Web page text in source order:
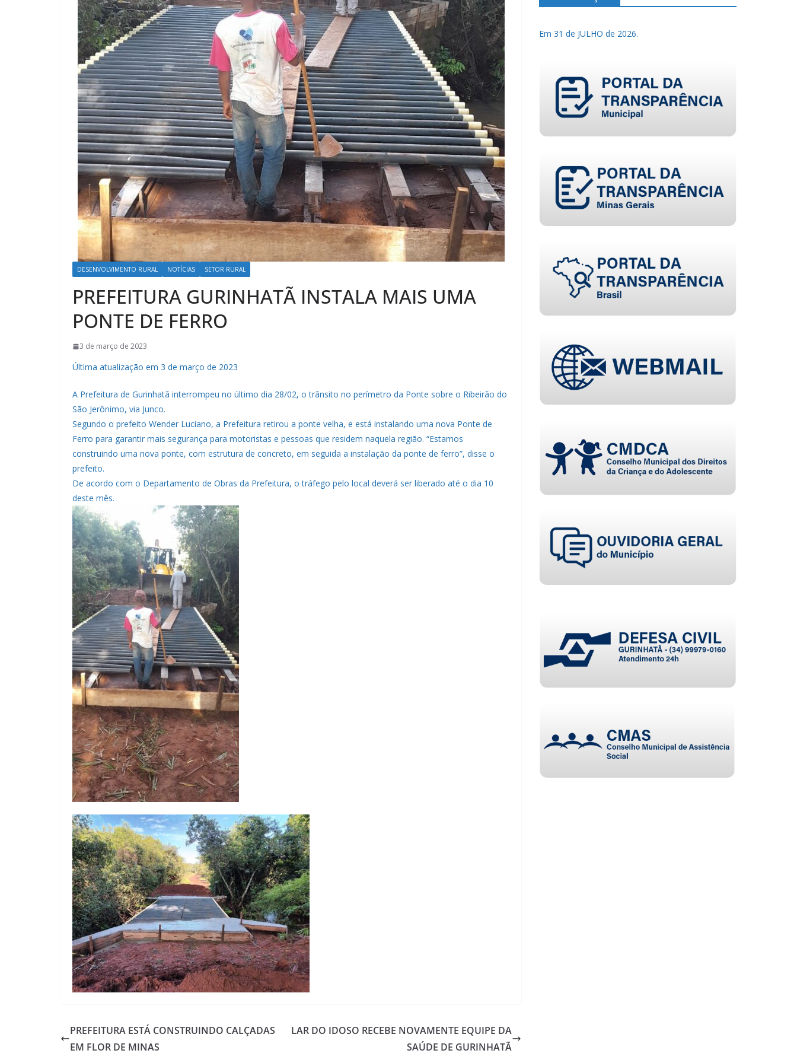
DESENVOLVIMENTO RURAL NOTÍCIAS SETOR RURAL
PREFEITURA GURINHATÃ INSTALA MAIS UMA
PONTE DE FERRO
3 de março de 2023
Última atualização em 3 de março de 2023
A Prefeitura de Gurinhatã interrompeu no último dia 28/02, o trânsito no perímetro da Ponte sobre o Ribeirão do
São Jerônimo, via Junco.
Segundo o prefeito Wender Luciano, a Prefeitura retirou a ponte velha, e está instalando uma nova Ponte de
Ferro para garantir mais segurança para motoristas e pessoas que residem naquela região. “Estamos
construindo uma nova ponte, com estrutura de concreto, em seguida a instalação da ponte de ferro”, disse o
prefeito.
De acordo com o Departamento de Obras da Prefeitura, o tráfego pelo local deverá ser liberado até o dia 10
deste mês.
PREFEITURA ESTÁ CONSTRUINDO CALÇADAS
EM FLOR DE MINAS
LAR DO IDOSO RECEBE NOVAMENTE EQUIPE DA
SAÚDE DE GURINHATÃ
Em 31 de JULHO de 2026.